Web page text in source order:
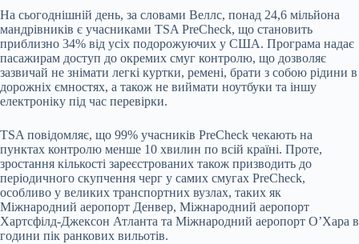
На сьогоднішній день, за словами Веллс, понад 24,6 мільйона
мандрівників є учасниками TSA PreCheck, що становить
приблизно 34% від усіх подорожуючих у США. Програма надає
пасажирам доступ до окремих смуг контролю, що дозволяє
зазвичай не знімати легкі куртки, ремені, брати з собою рідини в
дорожніх ємностях, а також не виймати ноутбуки та іншу
електроніку під час перевірки.
TSA повідомляє, що 99% учасників PreCheck чекають на
пунктах контролю менше 10 хвилин по всій країні. Проте,
зростання кількості зареєстрованих також призводить до
періодичного скупчення черг у самих смугах PreCheck,
особливо у великих транспортних вузлах, таких як
Міжнародний аеропорт Денвер, Міжнародний аеропорт
Хартсфілд-Джексон Атланта та Міжнародний аеропорт О’Хара в
години пік ранкових вильотів.